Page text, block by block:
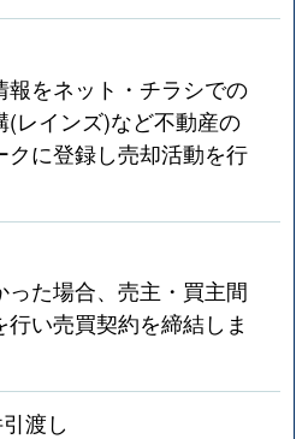
報をネット・チラシでの
(レインズ)など不動産の
クに登録し売却活動を行
た場合、売主・買主間
い売買契約を締結しま
渡し